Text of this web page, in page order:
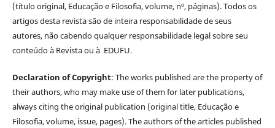
(título original, Educação e Filosofia, volume, nº, páginas). Todos os
artigos desta revista são de inteira responsabilidade de seus
autores, não cabendo qualquer responsabilidade legal sobre seu
conteúdo à Revista ou à EDUFU.
Declaration of Copyright: The works published are the property of
their authors, who may make use of them for later publications,
always citing the original publication (original title, Educação e
Filosofia, volume, issue, pages). The authors of the articles published